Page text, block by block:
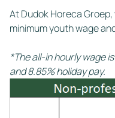
At Dudok Horeca
minimum youth wage
*The all-in hourly wage
and 8.85% holiday pay.